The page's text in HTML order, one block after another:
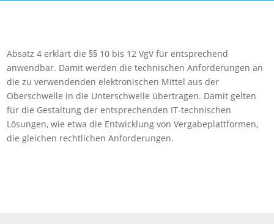
Absatz 4 erklärt die §§ 10 bis 12 VgV für entsprechend
anwendbar. Damit werden die technischen Anforderungen an
die zu verwendenden elektronischen Mittel aus der
Oberschwelle in die Unterschwelle übertragen. Damit gelten
für die Gestaltung der entsprechenden IT-technischen
Lösungen, wie etwa die Entwicklung von Vergabeplattformen,
die gleichen rechtlichen Anforderungen.